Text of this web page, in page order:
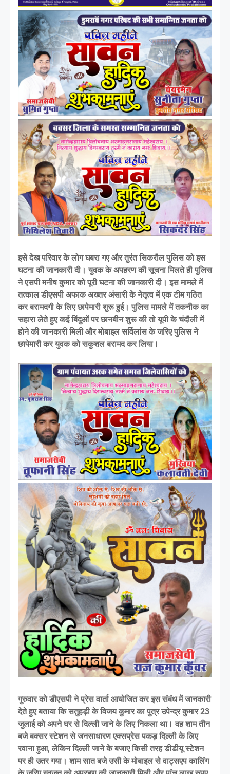
इसे देख परिवार के लोग घबरा गए और तुरंत सिकरौल पुलिस को इस
घटना की जानकारी दी। युवक के अपहरण की सूचना मिलते ही पुलिस
ने एसपी मनीष कुमार को पूरी घटना की जानकारी दी। इस मामले में
तत्काल डीएसपी अफाक अख्तर अंसारी के नेतृत्व में एक टीम गठित
कर बरामदगी के लिए छापेमारी शुरू हुई। पुलिस मामले में तकनीक का
सहारा लेते हुए कई बिंदुओं पर छानबीन शुरू की तो यूपी के चंदौली में
होने की जानकारी मिली और मोबाइल सर्विलांस के जरिए पुलिस ने
छापेमारी कर युवक को सकुशल बरामद कर लिया।
गुरुवार को डीएसपी ने प्रेस वार्ता आयोजित कर इस संबंध में जानकारी
देते हुए बताया कि सतुहड़ी के विजय कुमार का पुत्र उपेन्द्र कुमार 23
जुलाई को अपने घर से दिल्ली जाने के लिए निकला था। वह शाम तीन
बजे बक्सर स्टेशन से जनसाधारण एक्सप्रेस पकड़ दिल्ली के लिए
रवाना हुआ, लेकिन दिल्ली जाने के बजाए किसी तरह डीडीयू स्टेशन
पर ही उतर गया। शाम सात बजे उसी के मोबाइल से वाट्सएप कालिंग